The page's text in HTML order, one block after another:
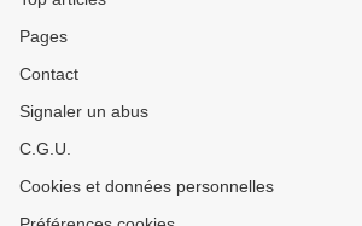
Pages
Contact
Signaler un abus
C.G.U.
Cookies et données personnelles